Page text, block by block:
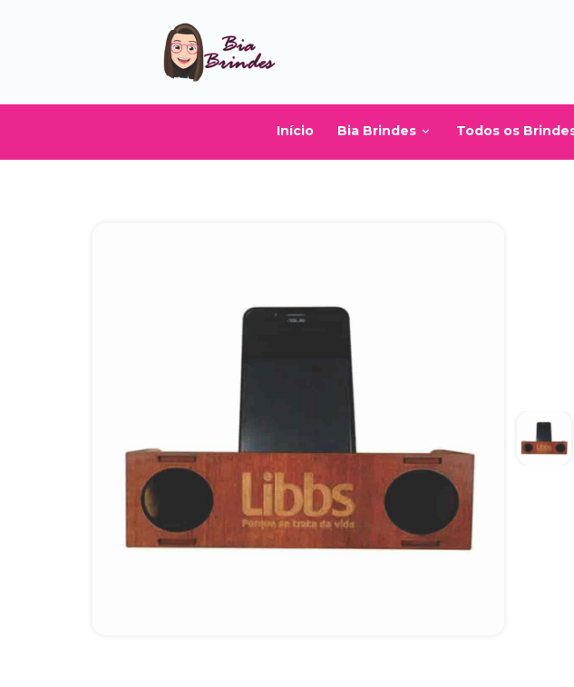
Início Bia Brindes Todos os